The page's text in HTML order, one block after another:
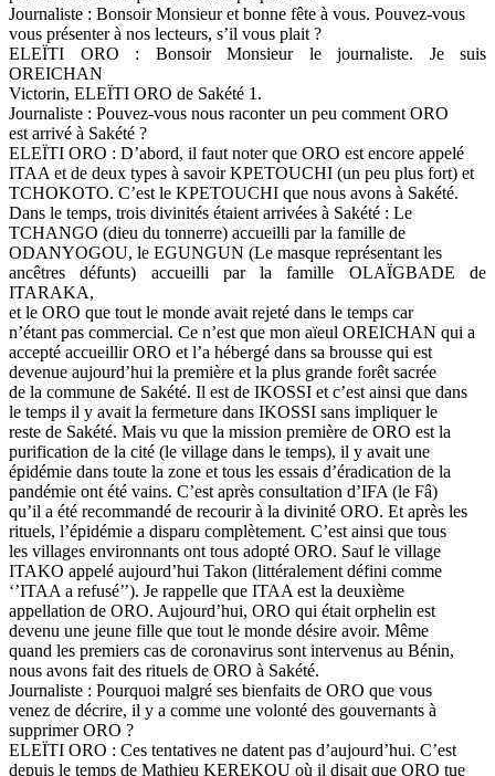
Journaliste : Bonsoir Monsieur et bonne fête à vous. Pouvez-vous
vous présenter à nos lecteurs, s’il vous plait ?
ELEÏTI ORO : Bonsoir Monsieur le journaliste. Je suis
OREICHAN
Victorin, ELEÏTI ORO de Sakété 1.
Journaliste : Pouvez-vous nous raconter un peu comment ORO
est arrivé à Sakété ?
ELEÏTI ORO : D’abord, il faut noter que ORO est encore appelé
ITAA et de deux types à savoir KPETOUCHI (un peu plus fort) et
TCHOKOTO. C’est le KPETOUCHI que nous avons à Sakété.
Dans le temps, trois divinités étaient arrivées à Sakété : Le
TCHANGO (dieu du tonnerre) accueilli par la famille de
ODANYOGOU, le EGUNGUN (Le masque représentant les
ancêtres défunts) accueilli par la famille OLAÏGBADE de
ITARAKA,
et le ORO que tout le monde avait rejeté dans le temps car
n’étant pas commercial. Ce n’est que mon aïeul OREICHAN qui a
accepté accueillir ORO et l’a hébergé dans sa brousse qui est
devenue aujourd’hui la première et la plus grande forêt sacrée
de la commune de Sakété. Il est de IKOSSI et c’est ainsi que dans
le temps il y avait la fermeture dans IKOSSI sans impliquer le
reste de Sakété. Mais vu que la mission première de ORO est la
purification de la cité (le village dans le temps), il y avait une
épidémie dans toute la zone et tous les essais d’éradication de la
pandémie ont été vains. C’est après consultation d’IFA (le Fâ)
qu’il a été recommandé de recourir à la divinité ORO. Et après les
rituels, l’épidémie a disparu complètement. C’est ainsi que tous
les villages environnants ont tous adopté ORO. Sauf le village
ITAKO appelé aujourd’hui Takon (littéralement défini comme
‘’ITAA a refusé’’). Je rappelle que ITAA est la deuxième
appellation de ORO. Aujourd’hui, ORO qui était orphelin est
devenu une jeune fille que tout le monde désire avoir. Même
quand les premiers cas de coronavirus sont intervenus au Bénin,
nous avons fait des rituels de ORO à Sakété.
Journaliste : Pourquoi malgré ses bienfaits de ORO que vous
venez de décrire, il y a comme une volonté des gouvernants à
supprimer ORO ?
ELEÏTI ORO : Ces tentatives ne datent pas d’aujourd’hui. C’est
depuis le temps de Mathieu KEREKOU où il disait que ORO tue